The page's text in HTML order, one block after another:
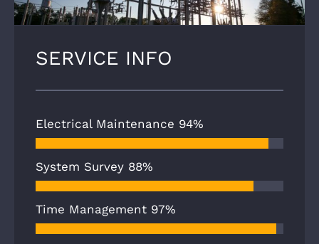
SERVICE INFO
Electrical Maintenance 94%
System Survey 88%
Time Management 97%